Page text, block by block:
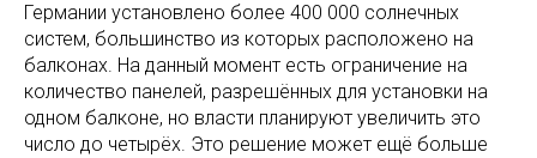
Германии установлено более 400 000 солнечных
систем, большинство из которых расположено на
балконах. На данный момент есть ограничение на
количество панелей, разрешённых для установки на
одном балконе, но власти планируют увеличить это
число до четырёх. Это решение может ещё больше